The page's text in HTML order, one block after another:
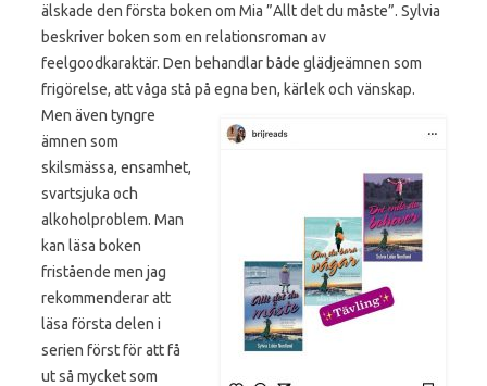
älskade den första boken om Mia ”Allt det du måste”. Sylvia
beskriver boken som en relationsroman av
feelgoodkaraktär. Den behandlar både glädjeämnen som
frigörelse, att våga stå på egna ben, kärlek och vänskap.
Men även tyngre
ämnen som
skilsmässa, ensamhet,
svartsjuka och
alkoholproblem. Man
kan läsa boken
fristående men jag
rekommenderar att
läsa första delen i
serien först för att få
ut så mycket som